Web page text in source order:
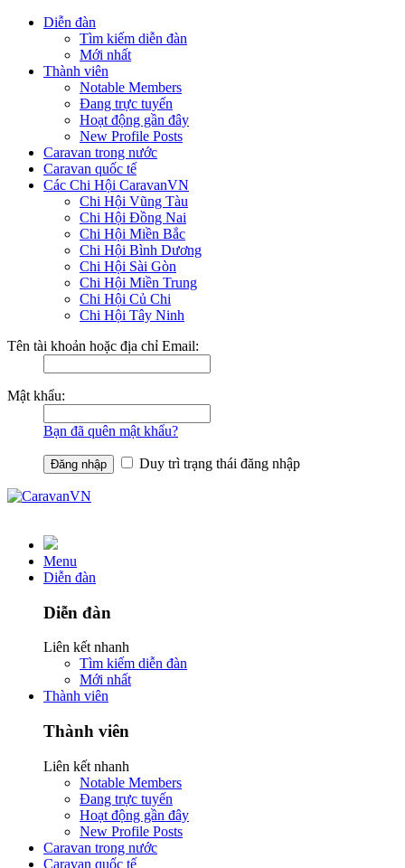
Diễn đàn
Tìm kiếm diễn đàn
Mới nhất
Thành viên
Notable Members
Đang trực tuyến
Hoạt động gần đây
New Profile Posts
Caravan trong nước
Caravan quốc tế
Các Chi Hội CaravanVN
Chi Hội Vũng Tàu
Chi Hội Đồng Nai
Chi Hội Miền Bắc
Chi Hội Bình Dương
Chi Hội Sài Gòn
Chi Hội Miền Trung
Chi Hội Củ Chi
Chi Hội Tây Ninh
Tên tài khoản hoặc địa chỉ Email:
Mật khẩu:
Bạn đã quên mật khẩu?
Duy trì trạng thái đăng nhập
Menu
Diễn đàn
Diễn đàn
Liên kết nhanh
Tìm kiếm diễn đàn
Mới nhất
Thành viên
Thành viên
Liên kết nhanh
Notable Members
Đang trực tuyến
Hoạt động gần đây
New Profile Posts
Caravan trong nước
Caravan quốc tế